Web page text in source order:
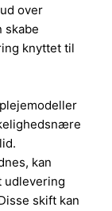
over
skabe
knyttet til
kan
udlevering
skift kan